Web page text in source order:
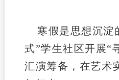
寒假是思想沉淀
式”学生社区开展“
汇演筹备，在艺术